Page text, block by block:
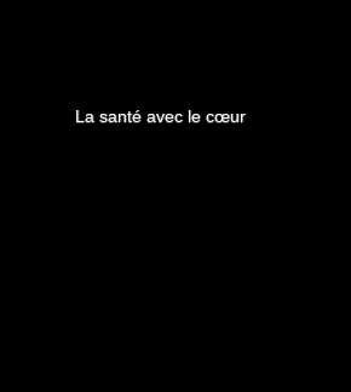
La santé avec le cœur